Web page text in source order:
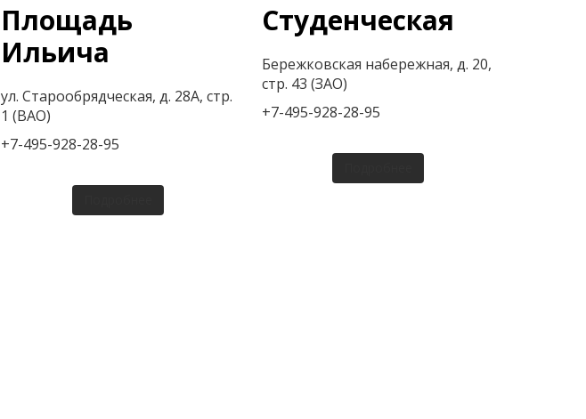
Площадь
Ильича
ул. Старообрядческая, д. 28А, стр.
1 (ВАО)
+7-495-928-28-95
Студенческая
Бережковская набережная, д. 20,
стр. 43 (ЗАО)
+7-495-928-28-95